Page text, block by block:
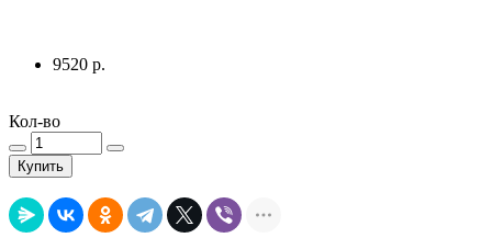
9520 р.
Кол-во
Купить